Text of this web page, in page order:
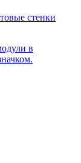
стенки
в